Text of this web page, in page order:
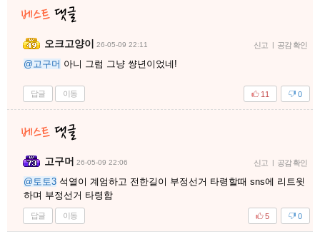
오크고양이 26-05-09 22:11 신고 | 공감 확인
@고구머 아니 그럼 그냥 썅년이었네!
답글 이동 0
11
고구머 26-05-09 22:06 신고 | 공감 확인
@토토3 석열이 계엄하고 전한길이 부정선거 타령할때 sns에 리트윗
하며 부정선거 타령함
답글 이동 0
5